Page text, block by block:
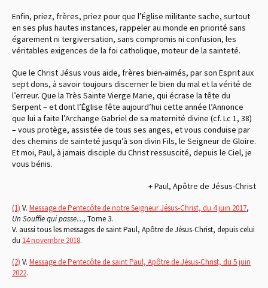
Enfin, priez, frères, priez pour que l’Église militante sache, surtout
en ses plus hautes instances, rappeler au monde en priorité sans
égarement ni tergiversation, sans compromis ni confusion, les
véritables exigences de la foi catholique, moteur de la sainteté.
Que le Christ Jésus vous aide, frères bien-aimés, par son Esprit aux
sept dons, à savoir toujours discerner le bien du mal et la vérité de
l’erreur. Que la Très Sainte Vierge Marie, qui écrase la tête du
Serpent – et dont l’Église fête aujourd’hui cette année l’Annonce
que lui a faite l’Archange Gabriel de sa maternité divine (cf. Lc 1, 38)
– vous protège, assistée de tous ses anges, et vous conduise par
des chemins de sainteté jusqu’à son divin Fils, le Seigneur de Gloire.
Et moi, Paul, à jamais disciple du Christ ressuscité, depuis le Ciel, je
vous bénis.
+ Paul, Apôtre de Jésus-Christ
(1) V. Message de Pentecôte de notre Seigneur Jésus-Christ, du 4 juin 2017,
Un Souffle qui passe…, Tome 3.
V. aussi tous les messages de saint Paul, Apôtre de Jésus-Christ, depuis celui
du 14 novembre 2018.
(2) V. Message de Pentecôte de saint Paul, Apôtre de Jésus-Christ, du 5 juin
2022.